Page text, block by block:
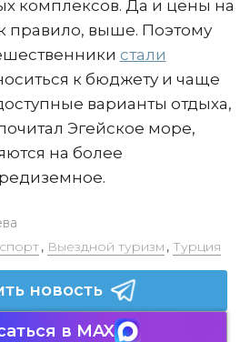
комплексов. Да и цены на
правило, выше. Поэтому
стали
к бюджету и чаще
варианты отдыха,
Эгейское море,
на более
, Выездной туризм , Турция
новость
в MAX